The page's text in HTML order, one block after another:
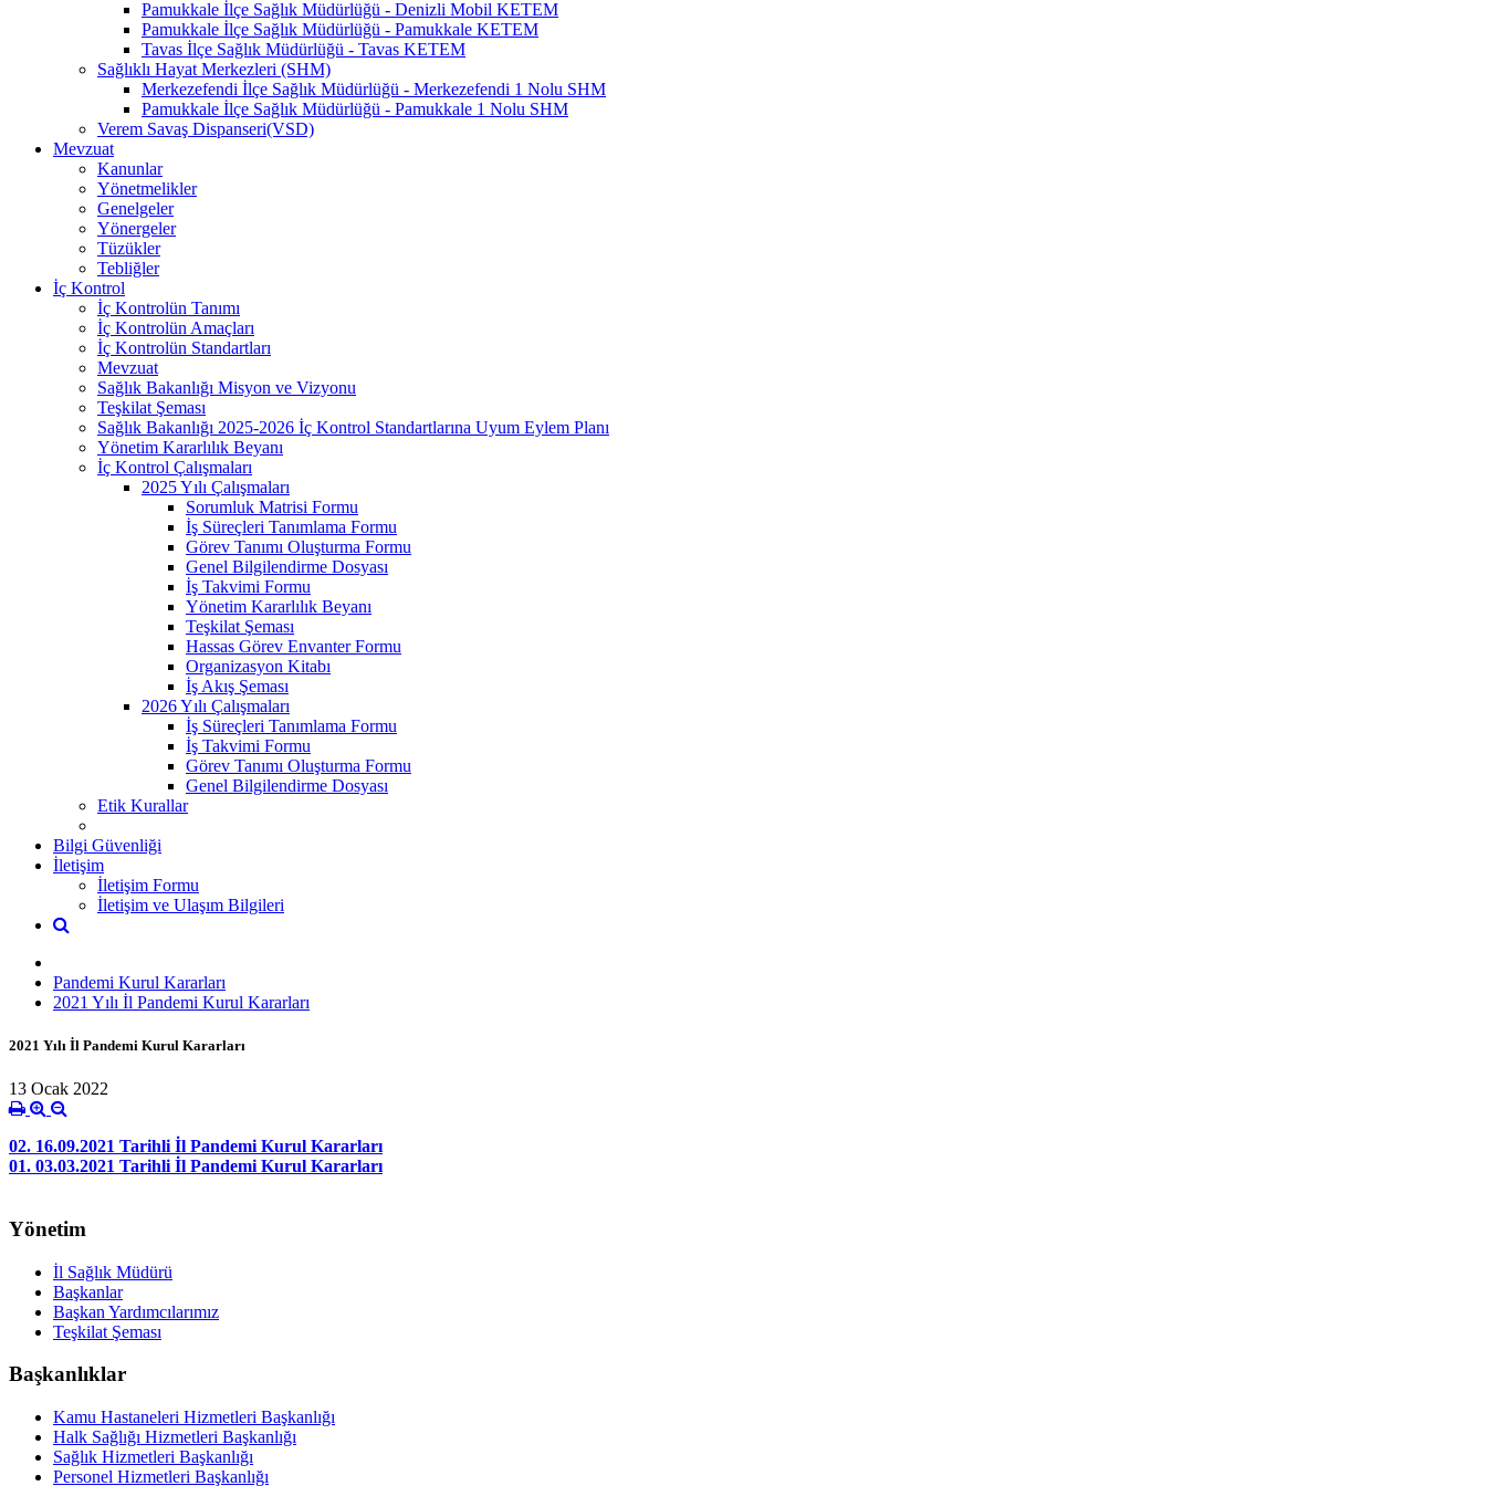
Pamukkale İlçe Sağlık Müdürlüğü - Denizli Mobil KETEM
Pamukkale İlçe Sağlık Müdürlüğü - Pamukkale KETEM
Tavas İlçe Sağlık Müdürlüğü - Tavas KETEM
Sağlıklı Hayat Merkezleri (SHM)
Merkezefendi İlçe Sağlık Müdürlüğü - Merkezefendi 1 Nolu SHM
Pamukkale İlçe Sağlık Müdürlüğü - Pamukkale 1 Nolu SHM
Verem Savaş Dispanseri(VSD)
Mevzuat
Kanunlar
Yönetmelikler
Genelgeler
Yönergeler
Tüzükler
Tebliğler
İç Kontrol
İç Kontrolün Tanımı
İç Kontrolün Amaçları
İç Kontrolün Standartları
Mevzuat
Sağlık Bakanlığı Misyon ve Vizyonu
Teşkilat Şeması
Sağlık Bakanlığı 2025-2026 İç Kontrol Standartlarına Uyum Eylem Planı
Yönetim Kararlılık Beyanı
İç Kontrol Çalışmaları
2025 Yılı Çalışmaları
Sorumluk Matrisi Formu
İş Süreçleri Tanımlama Formu
Görev Tanımı Oluşturma Formu
Genel Bilgilendirme Dosyası
İş Takvimi Formu
Yönetim Kararlılık Beyanı
Teşkilat Şeması
Hassas Görev Envanter Formu
Organizasyon Kitabı
İş Akış Şeması
2026 Yılı Çalışmaları
İş Süreçleri Tanımlama Formu
İş Takvimi Formu
Görev Tanımı Oluşturma Formu
Genel Bilgilendirme Dosyası
Etik Kurallar
Bilgi Güvenliği
İletişim
İletişim Formu
İletişim ve Ulaşım Bilgileri
Pandemi Kurul Kararları
2021 Yılı İl Pandemi Kurul Kararları
2021 Yılı İl Pandemi Kurul Kararları
13 Ocak 2022
02. 16.09.2021 Tarihli İl Pandemi Kurul Kararları
01. 03.03.2021 Tarihli İl Pandemi Kurul Kararları
Yönetim
İl Sağlık Müdürü
Başkanlar
Başkan Yardımcılarımız
Teşkilat Şeması
Başkanlıklar
Kamu Hastaneleri Hizmetleri Başkanlığı
Halk Sağlığı Hizmetleri Başkanlığı
Sağlık Hizmetleri Başkanlığı
Personel Hizmetleri Başkanlığı